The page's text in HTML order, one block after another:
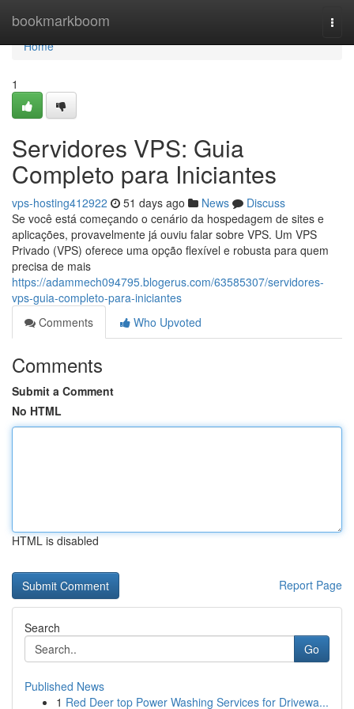
bookmarkboom
Home
Home
1
Servidores VPS: Guia
Completo para Iniciantes
vps-hosting412922 51 days ago News
Discuss
Se você está começando o cenário da hospedagem de sites e
aplicações, provavelmente já ouviu falar sobre VPS. Um VPS
Privado (VPS) oferece uma opção flexível e robusta para quem
precisa de mais
https://adammech094795.blogerus.com/63585307/servidores-
vps-guia-completo-para-iniciantes
Comments
Who Upvoted
Comments
Submit a Comment
No HTML
HTML is disabled
Report Page
Search
Go
Published News
1 Red Deer top Power Washing Services for Drivewa...